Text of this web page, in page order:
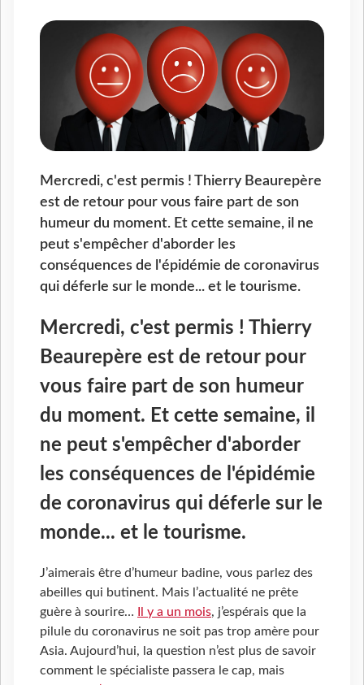
Mercredi, c'est permis ! Thierry Beaurepère
est de retour pour vous faire part de son
humeur du moment. Et cette semaine, il ne
peut s'empêcher d'aborder les
conséquences de l'épidémie de coronavirus
qui déferle sur le monde... et le tourisme.
Mercredi, c'est permis ! Thierry
Beaurepère est de retour pour
vous faire part de son humeur
du moment. Et cette semaine, il
ne peut s'empêcher d'aborder
les conséquences de l'épidémie
de coronavirus qui déferle sur le
monde... et le tourisme.
J’aimerais être d’humeur badine, vous parlez des
abeilles qui butinent. Mais l’actualité ne prête
guère à sourire…
Il y a un mois, j’espérais que la
pilule du coronavirus ne soit pas trop amère pour
Asia. Aujourd’hui, la question n’est plus de savoir
comment le spécialiste passera le cap, mais